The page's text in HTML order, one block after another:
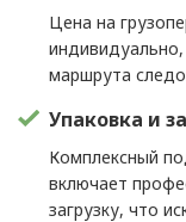
Цена на
маршрута
Упаковка и
Комплексный
включает
загрузку, что